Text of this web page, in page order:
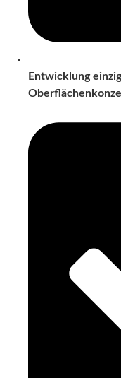
Entwicklung